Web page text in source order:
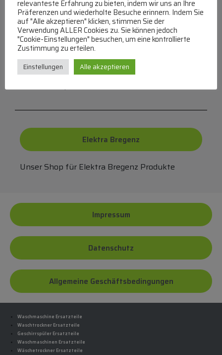
Häufige Fragen zu unserer Website werden in
unserer FAQ beantwortet
Elektra Bregenz
Unser Shop für Elektra Bregenz Produkte
Impressum
Datenschutz
Allgemeine Geschäftsbedingungen
Waschmaschine Ersatzteile
Waschtrockner Ersatzteile
Geschirrspüler Ersatzteile
Waschmaschinen Ersatzteile
Wäschetrockner Ersatzteile
relevanteste Erfahrung zu bieten, indem wir uns an Ihre
Präferenzen und wiederholte Besuche erinnern. Indem Sie
auf "Alle akzeptieren" klicken, stimmen Sie der
Verwendung ALLER Cookies zu. Sie können jedoch
"Cookie-Einstellungen" besuchen, um eine kontrollierte
Zustimmung zu erteilen.
Einstellungen Alle akzeptieren